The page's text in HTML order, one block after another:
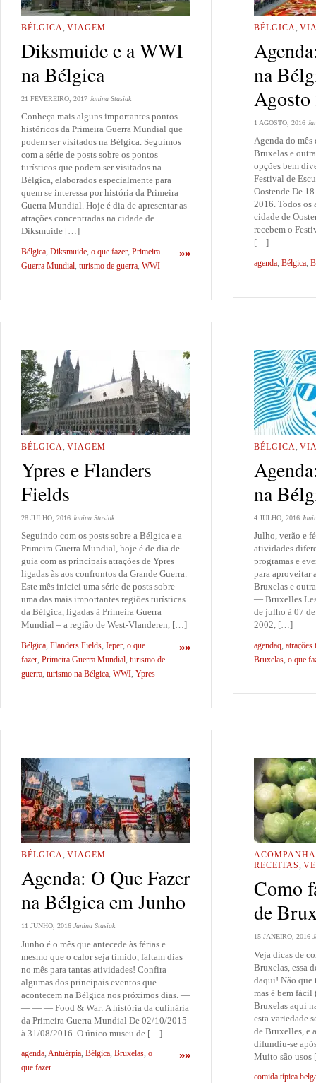
BÉLGICA VIAGEM
Diksmuide e a WWI
na Bélgica
21 FEVEREIRO, 2017 Janina Stasiak
Conheça mais alguns importantes pontos
históricos da Primeira Guerra Mundial que
podem ser visitados na Bélgica. Seguimos
com a série de posts sobre os pontos
turísticos que podem ser visitados na
Bélgica, elaborados especialmente para
quem se interessa por história da Primeira
Guerra Mundial. Hoje é dia de apresentar as
atrações concentradas na cidade de
Diksmuide […]
»»
Bélgica, Diksmuide, o que fazer, Primeira
Guerra Mundial, turismo de guerra, WWI
BÉLGICA
na
Agosto
1 AGOSTO, 2016
Agenda do mês
Bruxelas e
opções bem
Festival de
Oostende De
2016. Todos os
cidade de
recebem o
[…]
agenda, Bélgica,
BÉLGICA, VIAGEM
Ypres e Flanders
Fields
28 JULHO, 2016 Janina Stasiak
Seguindo com os posts sobre a Bélgica e a
Primeira Guerra Mundial, hoje é de dia de
guia com as principais atrações de Ypres
ligadas às aos confrontos da Grande Guerra.
Este mês iniciei uma série de posts sobre
uma das mais importantes regiões turísticas
da Bélgica, ligadas à Primeira Guerra
Mundial – a região de West-Vlanderen, […]
»»
Bélgica, Flanders Fields, Ieper, o que
fazer, Primeira Guerra Mundial, turismo de
guerra, turismo na Bélgica, WWI, Ypres
BÉLGICA,
na
4 JULHO, 2016
Julho, verão e
atividades
programas e
para aproveitar
Bruxelas e
— Bruxelles
de julho à 07
2002, […]
agendaq, atrações
Bruxelas, o que
BÉLGICA, VIAGEM
Agenda: O Que Fazer
na Bélgica em Junho
11 JUNHO, 2016 Janina Stasiak
Junho é o mês que antecede às férias e
mesmo que o calor seja tímido, faltam dias
no mês para tantas atividades! Confira
algumas dos principais eventos que
acontecem na Bélgica nos próximos dias. —
— — — Food & War: A história da culinária
da Primeira Guerra Mundial De 02/10/2015
à 31/08/2016. O único museu de […]
»»
agenda, Antuérpia, Bélgica, Bruxelas, o
que fazer
RECEITAS,
Como
de
15 JANEIRO, 2016
Veja dicas de
Bruxelas, essa
daqui! Não que
mas é bem fácil
Bruxelas aqui
esta variedade
de Bruxelles, e
difundiu-se
Muito são
comida típica